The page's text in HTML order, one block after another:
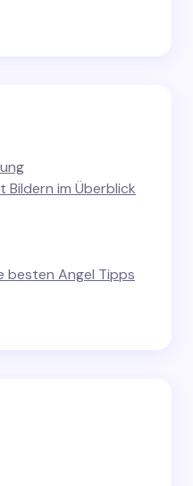
Bildern im Überblick
besten Angel Tipps